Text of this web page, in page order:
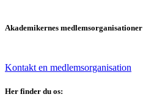
Akademikernes medlemsorganisationer
Kontakt en medlemsorganisation
Her finder du os: